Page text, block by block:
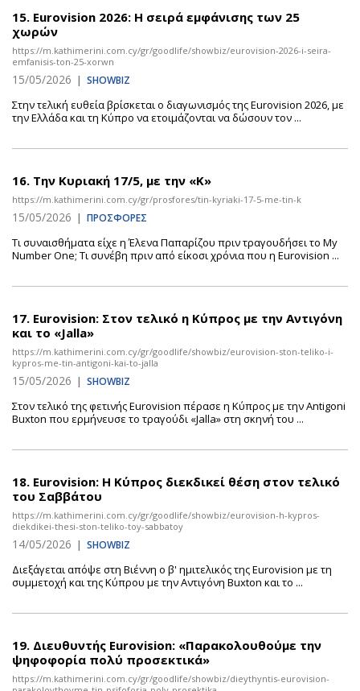
15. Eurovision 2026: Η σειρά εμφάνισης των 25
χωρών
https://m.kathimerini.com.cy/gr/goodlife/showbiz/eurovision-2026-i-seira-
emfanisis-ton-25-xorwn
15/05/2026 | SHOWBIZ
Στην τελική ευθεία βρίσκεται ο διαγωνισμός της Eurovision 2026, με
την Ελλάδα και τη Κύπρο να ετοιμάζονται να δώσουν τον ...
16. Την Κυριακή 17/5, με την «Κ»
https://m.kathimerini.com.cy/gr/prosfores/tin-kyriaki-17-5-me-tin-k
15/05/2026 | ΠΡΟΣΦΟΡΕΣ
Τι συναισθήματα είχε η Έλενα Παπαρίζου πριν τραγουδήσει το My
Number One; Τι συνέβη πριν από είκοσι χρόνια που η Eurovision ...
17. Eurovision: Στον τελικό η Κύπρος με την Αντιγόνη
και το «Jalla»
https://m.kathimerini.com.cy/gr/goodlife/showbiz/eurovision-ston-teliko-i-
kypros-me-tin-antigoni-kai-to-jalla
15/05/2026 | SHOWBIZ
Στον τελικό της φετινής Eurovision πέρασε η Κύπρος με την Antigoni
Buxton που ερμήνευσε το τραγούδι «Jalla» στη σκηνή του ...
18. Eurovision: H Κύπρος διεκδικεί θέση στον τελικό
του Σαββάτου
https://m.kathimerini.com.cy/gr/goodlife/showbiz/eurovision-h-kypros-
diekdikei-thesi-ston-teliko-toy-sabbatoy
14/05/2026 | SHOWBIZ
Διεξάγεται απόψε στη Βιέννη ο β' ημιτελικός της Eurovision με τη
συμμετοχή και της Κύπρου με την Αντιγόνη Buxton και το ...
19. Διευθυντής Eurovision: «Παρακολουθούμε την
ψηφοφορία πολύ προσεκτικά»
https://m.kathimerini.com.cy/gr/goodlife/showbiz/dieythyntis-eurovision-